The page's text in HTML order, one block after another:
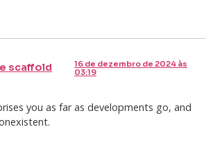
scaffold
16 de dezembro de 2024 às
03:19
you as far as developments go, and